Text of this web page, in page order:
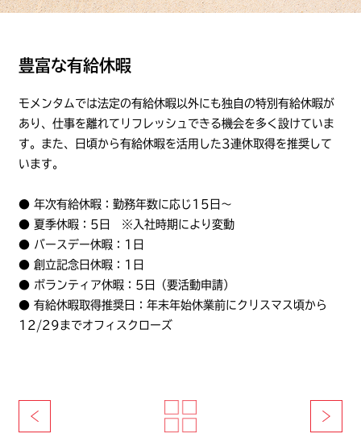
豊富な有給休暇
モメンタムでは法定の有給休暇以外にも独自の特別有給休暇が
あり、仕事を離れてリフレッシュできる機会を多く設けていま
す。また、日頃から有給休暇を活用した3連休取得を推奨して
います。
● 年次有給休暇：勤務年数に応じ15日～
● 夏季休暇：5日 ※入社時期により変動
● バースデー休暇：1日
● 創立記念日休暇：1日
● ボランティア休暇：5日（要活動申請）
● 有給休暇取得推奨日：年末年始休業前にクリスマス頃から
12/29までオフィスクローズ